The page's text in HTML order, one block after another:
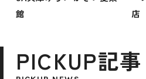
館
店
PICKUP記事